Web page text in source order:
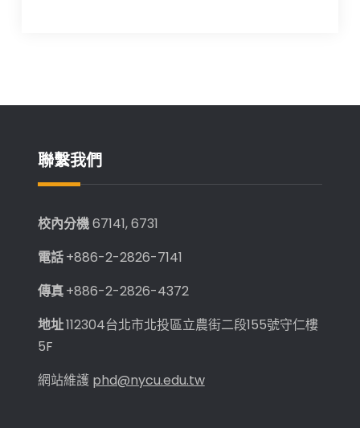
聯繫我們
校內分機67141, 6731
電話+886-2-2826-7141
傳真+886-2-2826-4372
地址112304台北市北投區立農街二段155號守仁樓
5F
網站維護 phd@nycu.edu.tw